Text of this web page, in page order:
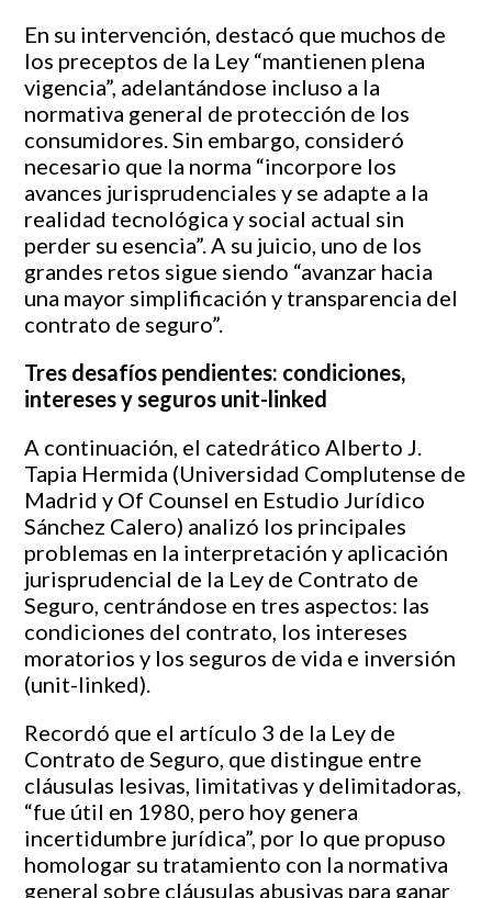
En su intervención, destacó que muchos de
los preceptos de la Ley “mantienen plena
vigencia”, adelantándose incluso a la
normativa general de protección de los
consumidores. Sin embargo, consideró
necesario que la norma “incorpore los
avances jurisprudenciales y se adapte a la
realidad tecnológica y social actual sin
perder su esencia”. A su juicio, uno de los
grandes retos sigue siendo “avanzar hacia
una mayor simplificación y transparencia del
contrato de seguro”.
Tres desafíos pendientes: condiciones,
intereses y seguros unit-linked
A continuación, el catedrático Alberto J.
Tapia Hermida (Universidad Complutense de
Madrid y Of Counsel en Estudio Jurídico
Sánchez Calero) analizó los principales
problemas en la interpretación y aplicación
jurisprudencial de la Ley de Contrato de
Seguro, centrándose en tres aspectos: las
condiciones del contrato, los intereses
moratorios y los seguros de vida e inversión
(unit-linked).
Recordó que el artículo 3 de la Ley de
Contrato de Seguro, que distingue entre
cláusulas lesivas, limitativas y delimitadoras,
“fue útil en 1980, pero hoy genera
incertidumbre jurídica”, por lo que propuso
homologar su tratamiento con la normativa
general sobre cláusulas abusivas para ganar